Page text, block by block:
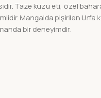
Taze kuzu eti, özel
Mangalda pişirilen Urfa
bir deneyimdir.